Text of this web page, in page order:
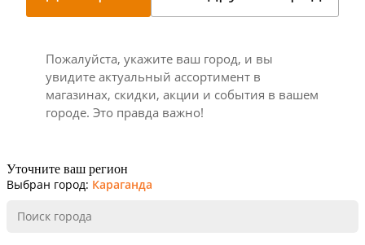
Пожалуйста, укажите ваш город, и вы
увидите актуальный ассортимент в
магазинах, скидки, акции и события в вашем
городе. Это правда важно!
Уточните ваш регион
Выбран город: Караганда